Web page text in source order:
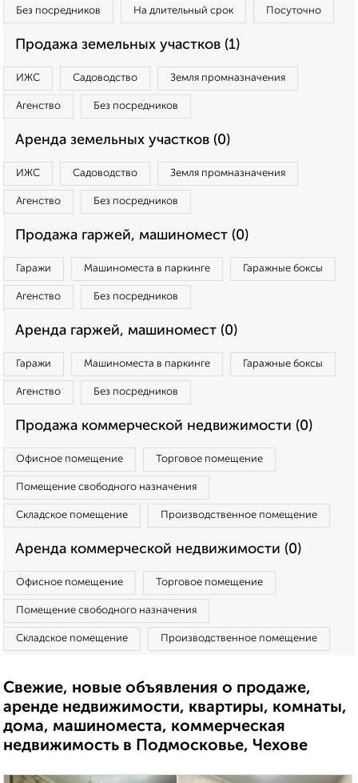
Без посредников На длительный срок Посуточно
Продажа земельных участков (1)
ИЖС Садоводство Земля промназначения
Агенство Без посредников
Аренда земельных участков (0)
ИЖС Садоводство Земля промназначения
Агенство Без посредников
Продажа гаржей, машиномест (0)
Гаражи Машиноместа в паркинге Гаражные боксы
Агенство Без посредников
Аренда гаржей, машиномест (0)
Гаражи Машиноместа в паркинге Гаражные боксы
Агенство Без посредников
Продажа коммерческой недвижимости (0)
Офисное помещение Торговое помещение
Помещение свободного назначения
Складское помещение Производственное помещение
Аренда коммерческой недвижимости (0)
Офисное помещение Торговое помещение
Помещение свободного назначения
Складское помещение Производственное помещение
Свежие, новые объявления о продаже,
аренде недвижимости, квартиры, комнаты,
дома, машиноместа, коммерческая
недвижимость в Подмосковье, Чехове